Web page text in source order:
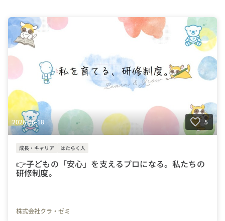
2026-06-18 5
成長・キャリア はたらく人
👉子どもの「安心」を支えるプロになる。私たちの
研修制度。
株式会社クラ・ゼミ